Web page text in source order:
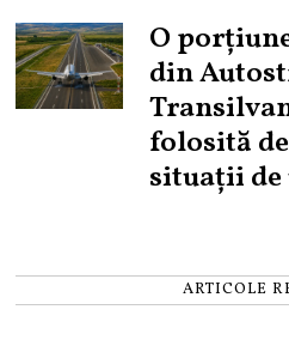
O
din
folosită
situații de
ARTICOLE